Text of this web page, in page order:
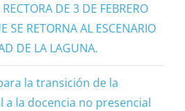
DE 3 DE FEBRERO
SE RETORNA AL ESCENARIO
DE LA LAGUNA.
la transición de la
a la docencia no presencial